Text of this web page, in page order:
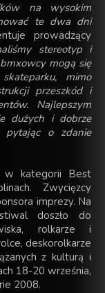
na wysokim
te dwa dni
prowadzący
stereotyp i
mogą się
mimo
przeszkód i
Najlepszym
dużych i dobrze
pytając o zdanie
w kategorii Best
Zwycięzcy
imprezy. Na
doszło do
rolkarze i
deskorolkarze
z kulturą i
18-20 września,
2008.